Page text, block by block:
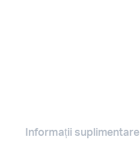
Informații suplimentare